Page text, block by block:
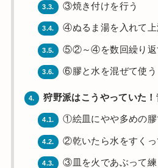
3.3. ③焼き付けを行う
3.4. ④ぬるま湯を入れて上
3.5. ⑤②～④を数回繰り返
3.6. ⑥膠と水を混ぜて使う
4. 狩野派はこうやっていた！
4.1. ①絵皿にやや多めの膠
4.2. ②乾いたら水をすくっ
4.3. ③皿を火であぶって練